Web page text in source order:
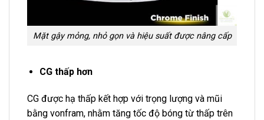
Mặt gậy mỏng, nhỏ gọn và hiệu suất được nâng cấp
CG thấp hơn
CG được hạ thấp kết hợp với trọng lượng và mũi
bằng vonfram, nhằm tăng tốc độ bóng từ thấp trên